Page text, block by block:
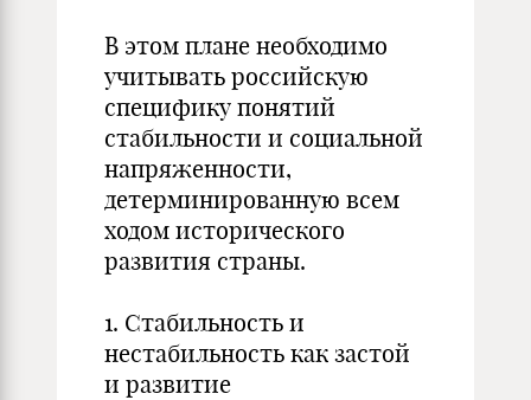
В этом плане необходимо
учитывать российскую
специфику понятий
стабильности и социальной
напряженности,
детерминированную всем
ходом исторического
развития страны.
1. Стабильность и
нестабильность как застой
и развитие